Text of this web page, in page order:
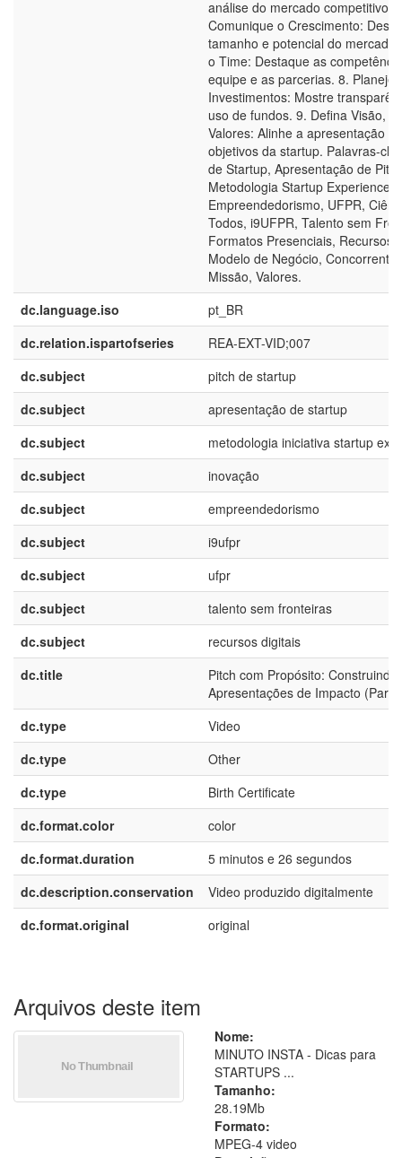
análise do mercado competitivo.
Comunique o Crescimento:
tamanho e potencial do
o Time: Destaque as
equipe e as parcerias. 8. Planeje
Investimentos: Mostre
uso de fundos. 9. Defina Visão,
Valores: Alinhe a apresentação
objetivos da startup. Palavras-
de Startup, Apresentação de
Metodologia Startup Experience,
Empreendedorismo, UFPR,
Todos, i9UFPR, Talento sem
Formatos Presenciais, Recursos
Modelo de Negócio,
Missão, Valores.
dc.language.iso
pt_BR
dc.relation.ispartofseries
REA-EXT-VID;007
dc.subject
pitch de startup
dc.subject
apresentação de startup
dc.subject
metodologia iniciativa startup
dc.subject
inovação
dc.subject
empreendedorismo
dc.subject
i9ufpr
dc.subject
ufpr
dc.subject
talento sem fronteiras
dc.subject
recursos digitais
dc.title
Pitch com Propósito: Construindo
Apresentações de Impacto
dc.type
Video
dc.type
Other
dc.type
Birth Certificate
dc.format.color
color
dc.format.duration
5 minutos e 26 segundos
dc.description.conservation
Video produzido digitalmente
dc.format.original
original
Arquivos deste item
Nome:
MINUTO INSTA - Dicas para
STARTUPS ...
Tamanho:
28.19Mb
Formato:
MPEG-4 video